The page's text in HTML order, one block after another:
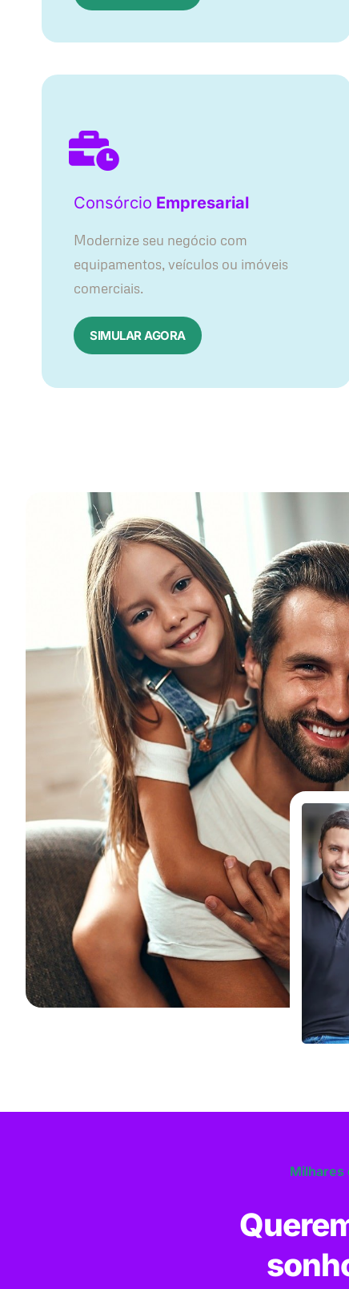
Consórcio Empresarial
Modernize seu negócio com
equipamentos, veículos ou imóveis
comerciais.
SIMULAR AGORA
Milhares